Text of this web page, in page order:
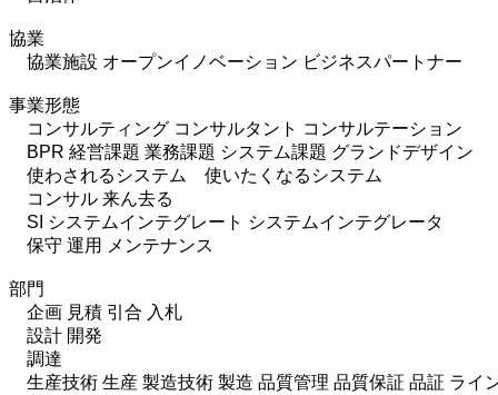
協業
協業施設 オープンイノベーション ビジネスパートナー
事業形態
コンサルティング コンサルタント コンサルテーション
BPR 経営課題 業務課題 システム課題 グランドデザイン
使わされるシステム 使いたくなるシステム
コンサル 来ん去る
SI システムインテグレート システムインテグレータ
保守 運用 メンテナンス
部門
企画 見積 引合 入札
設計 開発
調達
生産技術 生産 製造技術 製造 品質管理 品質保証 品証 ライ